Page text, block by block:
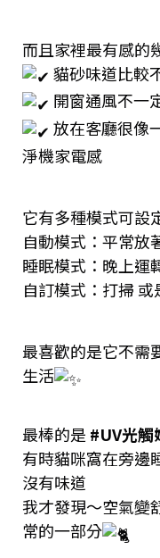
而且家裡最有感的
貓砂味道比較
開窗通風不一
放在客廳很像
淨機家電感
它有多種模式可設
自動模式：平常放
睡眠模式：晚上運
自訂模式：打掃
最喜歡的是它不需
生活
最棒的是 #UV光觸
有時貓咪窩在旁邊
沒有味道
我才發現～空氣變
常的一部分